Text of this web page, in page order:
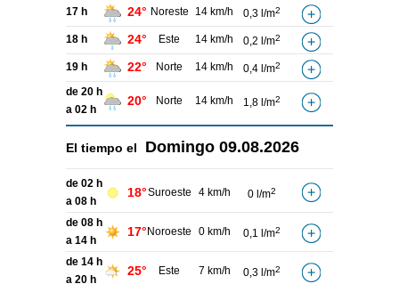
17 h 24° Noreste 14 km/h 0,3 l/m2
18 h 24° Este 14 km/h 0,2 l/m2
19 h 22° Norte 14 km/h 0,4 l/m2
de 20 h
a 02 h
20° Norte 14 km/h 1,8 l/m2
El tiempo el Domingo 09.08.2026
de 02 h
a 08 h
18°Suroeste 4 km/h 0 l/m2
de 08 h
a 14 h
17° Noroeste 0 km/h 0,1 l/m2
de 14 h
a 20 h
25° Este 7 km/h 0,3 l/m2